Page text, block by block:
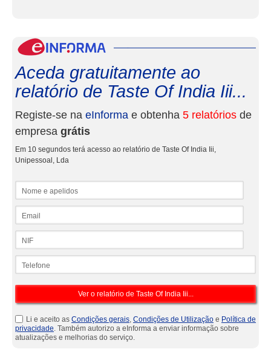
Aceda gratuitamente ao
relatório de Taste Of India Iii...
Registe-se na eInforma e obtenha 5 relatórios de
empresa grátis
Em 10 segundos terá acesso ao relatório de Taste Of India Iii,
Unipessoal, Lda
Li e aceito as Condições gerais, Condições de Utilização e Política de
privacidade. Também autorizo a eInforma a enviar informação sobre
atualizações e melhorias do serviço.